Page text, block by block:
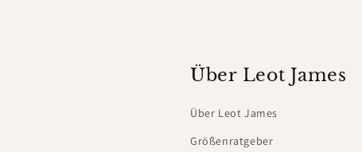
Über Leot James
Über Leot James
Größenratgeber